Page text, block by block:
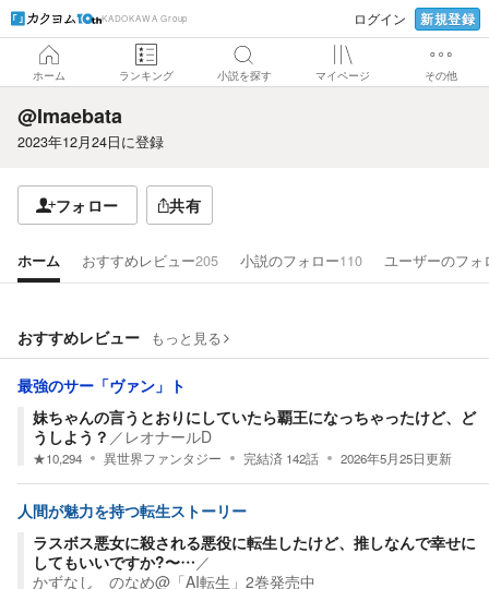
KADOKAWA Group ログイン 新規登録
ホーム ランキング 小説を探す マイページ その他
@Imaebata
2023年12月24日に登録
フォロー 共有
ホーム おすすめレビュー205 小説のフォロー110 ユーザーのフォ
おすすめレビュー もっと見る
最強のサー「ヴァン」ト
妹ちゃんの言うとおりにしていたら覇王になっちゃったけど、ど
うしよう？ ／ レオナールD
★10,294 異世界ファンタジー 完結済 142話 2026年5月25日更新
人間が魅力を持つ転生ストーリー
ラスボス悪女に殺される悪役に転生したけど、推しなんで幸せに
してもいいですか?〜…／
かずなし のなめ@「AI転生」2巻発売中